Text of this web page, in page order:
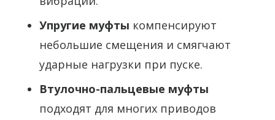
Упругие муфты компенсируют
небольшие смещения и смягчают
ударные нагрузки при пуске.
Втулочно-пальцевые муфты
подходят для многих приводов